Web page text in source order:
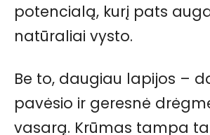
potencialą, kurį pats
natūraliai vysto.
Be to, daugiau lapijos –
pavėsio ir geresnė
vasarą. Krūmas tampa